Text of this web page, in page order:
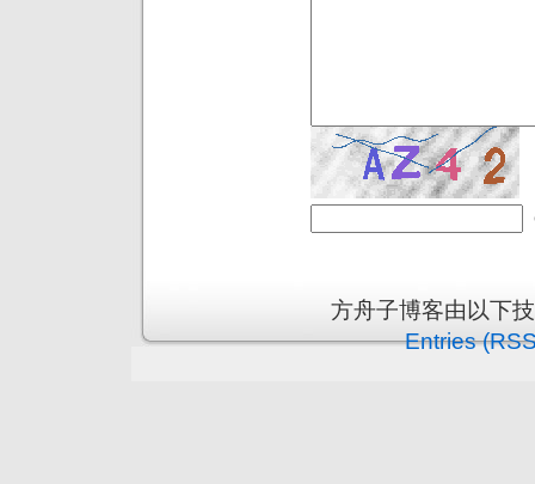
方舟子博客由以下
Entries